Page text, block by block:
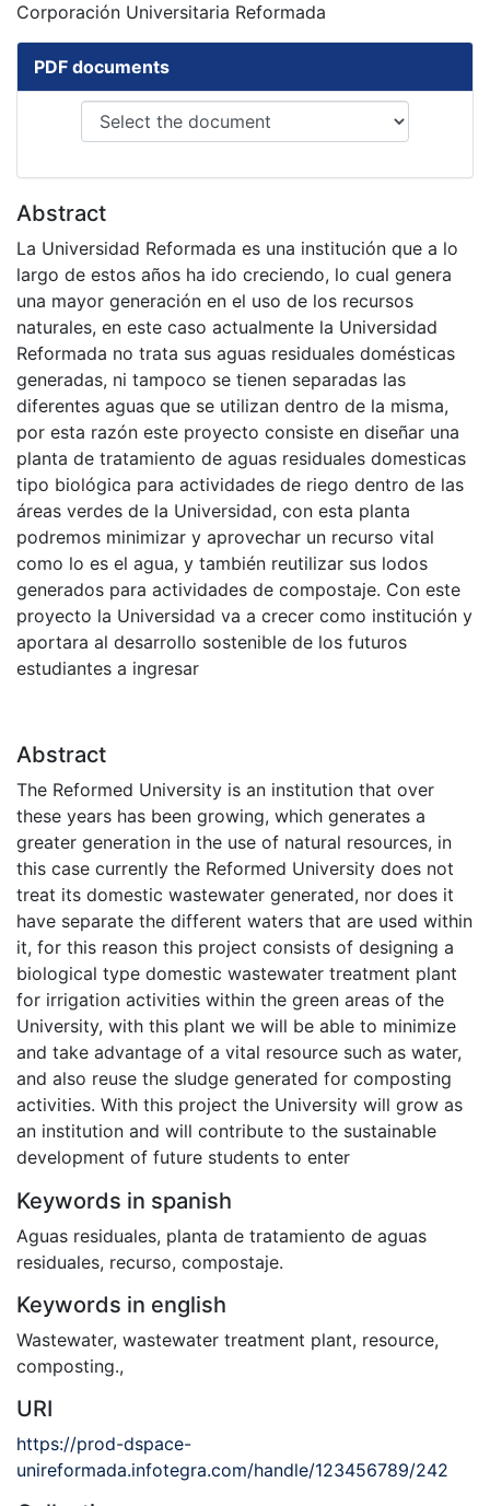
Corporación Universitaria Reformada
PDF documents
Abstract
La Universidad Reformada es una institución que a lo
largo de estos años ha ido creciendo, lo cual genera
una mayor generación en el uso de los recursos
naturales, en este caso actualmente la Universidad
Reformada no trata sus aguas residuales domésticas
generadas, ni tampoco se tienen separadas las
diferentes aguas que se utilizan dentro de la misma,
por esta razón este proyecto consiste en diseñar una
planta de tratamiento de aguas residuales domesticas
tipo biológica para actividades de riego dentro de las
áreas verdes de la Universidad, con esta planta
podremos minimizar y aprovechar un recurso vital
como lo es el agua, y también reutilizar sus lodos
generados para actividades de compostaje. Con este
proyecto la Universidad va a crecer como institución y
aportara al desarrollo sostenible de los futuros
estudiantes a ingresar
Abstract
The Reformed University is an institution that over
these years has been growing, which generates a
greater generation in the use of natural resources, in
this case currently the Reformed University does not
treat its domestic wastewater generated, nor does it
have separate the different waters that are used within
it, for this reason this project consists of designing a
biological type domestic wastewater treatment plant
for irrigation activities within the green areas of the
University, with this plant we will be able to minimize
and take advantage of a vital resource such as water,
and also reuse the sludge generated for composting
activities. With this project the University will grow as
an institution and will contribute to the sustainable
development of future students to enter
Keywords in spanish
Aguas residuales, planta de tratamiento de aguas
residuales, recurso, compostaje.
Keywords in english
Wastewater, wastewater treatment plant, resource,
composting.,
URI
https://prod-dspace-
unireformada.infotegra.com/handle/123456789/242